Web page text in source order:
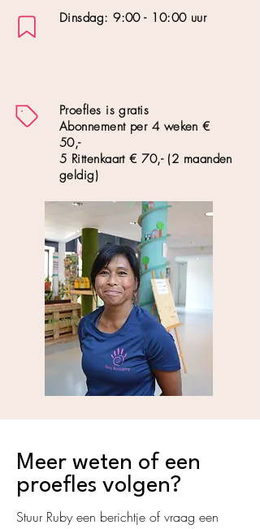
Dinsdag: 9:00 - 10:00 uur
Proefles is gratis
Abonnement per 4 weken €
50,-
5 Rittenkaart € 70,- (2 maanden
geldig)
Meer weten of een
proefles volgen?
Stuur Ruby een berichtje of vraag een